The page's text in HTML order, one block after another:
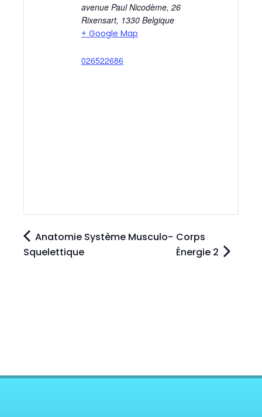
avenue Paul Nicodème, 26
Rixensart, 1330 Belgique
+ Google Map
026522686
Anatomie Système Musculo-
Squelettique
Corps
Énergie 2